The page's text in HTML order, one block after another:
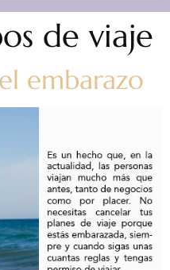
de viaje
embarazo